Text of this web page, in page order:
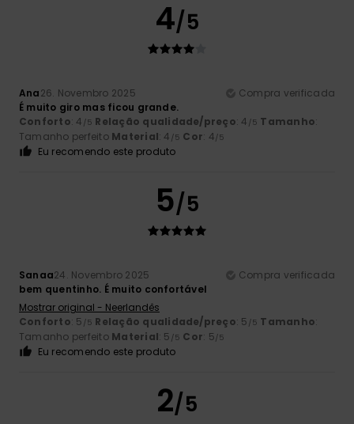
4/5
Ana26. Novembro 2025
Compra verificada
É muito giro mas ficou grande.
Conforto: 4 /5 Relação qualidade/preço: 4 /5 Tamanho:
Tamanho perfeito Material: 4 /5 Cor: 4/5
Eu recomendo este produto
5/5
Sanaa24. Novembro 2025
Compra verificada
bem quentinho. É muito confortável
Mostrar original - Neerlandês
Conforto: 5 /5 Relação qualidade/preço: 5 /5 Tamanho:
Tamanho perfeito Material: 5 /5 Cor: 5/5
Eu recomendo este produto
2/5